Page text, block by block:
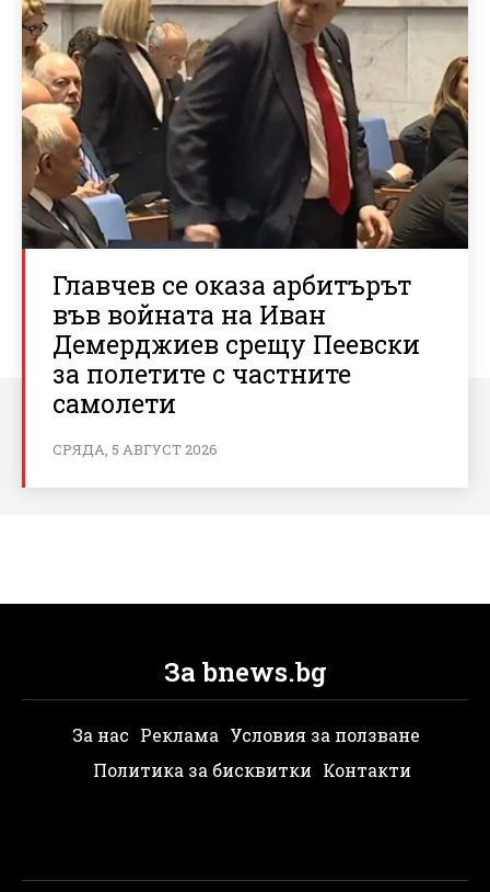
Главчев се оказа арбитърът
във войната на Иван
Демерджиев срещу Пеевски
за полетите с частните
самолети
СРЯДА, 5 АВГУСТ 2026
За bnews.bg
За нас Реклама Условия за ползване
Политика за бисквитки Контакти